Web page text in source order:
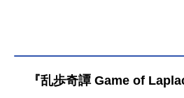
『乱歩奇譚 Game of